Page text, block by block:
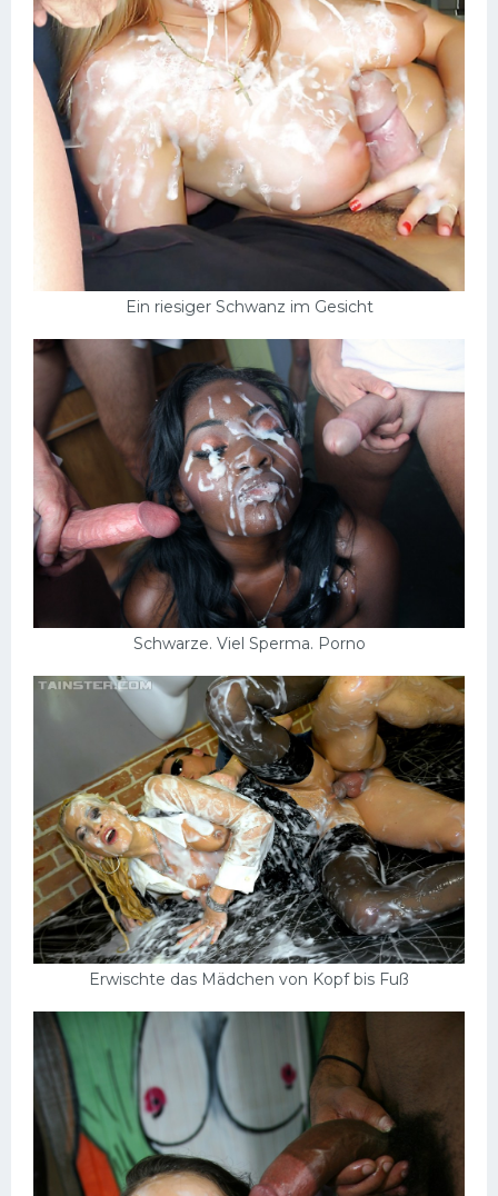
Ein riesiger Schwanz im Gesicht
Schwarze. Viel Sperma. Porno
Erwischte das Mädchen von Kopf bis Fuß